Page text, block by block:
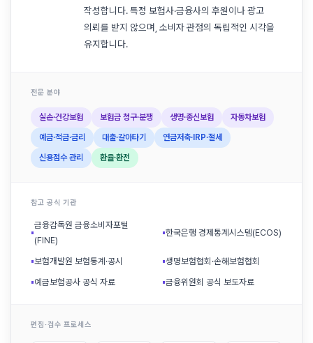
작성합니다. 특정 보험사·금융사의 후원이나 광고
의뢰를 받지 않으며, 소비자 관점의 독립적인 시각을
유지합니다.
전문 분야
실손·건강보험 보험금 청구·분쟁 생명·종신보험 자동차보험
예금·적금·금리 대출·갈아타기 연금저축·IRP·절세
신용점수 관리 환율·환전
참고 공식 기관
▪
금융감독원 금융소비자포털
(FINE)
▪한국은행 경제통계시스템(ECOS)
▪보험개발원 보험통계·공시 ▪생명보험협회·손해보험협회
▪예금보험공사 공식 자료 ▪금융위원회 공식 보도자료
편집·검수 프로세스